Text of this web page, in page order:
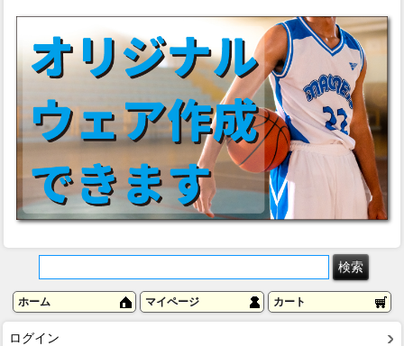
ホーム マイページ カート
ログイン